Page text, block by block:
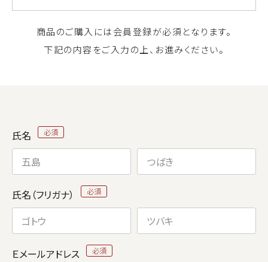
商品のご購入には会員登録が必須となります。
下記の内容をご入力の上、お進みください。
氏名
氏名（フリガナ）
Ｅメールアドレス